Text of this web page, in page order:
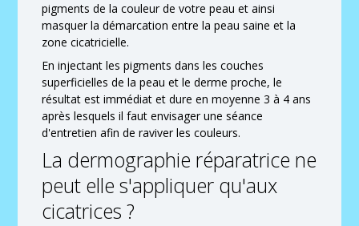
pigments de la couleur de votre peau et ainsi
masquer la démarcation entre la peau saine et la
zone cicatricielle.
En injectant les pigments dans les couches
superficielles de la peau et le derme proche, le
résultat est immédiat et dure en moyenne 3 à 4 ans
après lesquels il faut envisager une séance
d'entretien afin de raviver les couleurs.
La dermographie réparatrice ne
peut elle s'appliquer qu'aux
cicatrices ?